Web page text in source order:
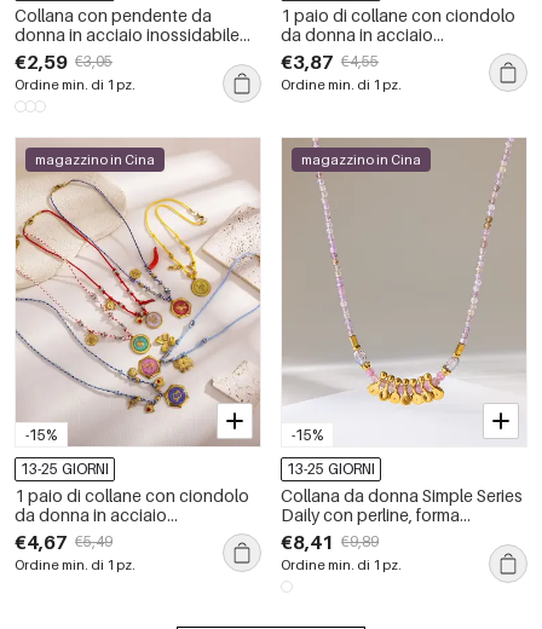
Collana con pendente da
donna in acciaio inossidabile
impermeabile color oro con
zirconi
€2,59 €3,05
Ordine min. di 1 pz.
1 paio di collane con ciondolo
da donna in acciaio
inossidabile impermeabile color
oro, stile retrò, serie romantica
€3,87 €4,55
Ordine min. di 1 pz.
-15%
magazzino in Cina
13-25 GIORNI
1 paio di collane con ciondolo
da donna in acciaio
inossidabile impermeabile color
oro, stile retrò, serie romantica
€4,67 €5,49
Ordine min. di 1 pz.
-15%
magazzino in Cina
13-25 GIORNI
Collana da donna Simple Series
Daily con perline, forma
geometrica, in acciaio
inossidabile impermeabile color
oro.
€8,41 €9,89
Ordine min. di 1 pz.